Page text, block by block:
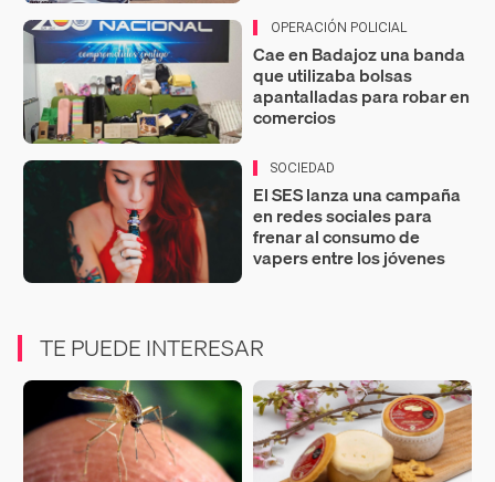
OPERACIÓN POLICIAL
Cae en Badajoz una banda
que utilizaba bolsas
apantalladas para robar en
comercios
SOCIEDAD
El SES lanza una campaña
en redes sociales para
frenar al consumo de
vapers entre los jóvenes
TE PUEDE INTERESAR